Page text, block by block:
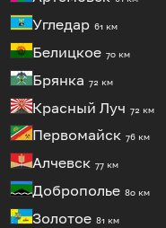
Угледар 61 км
Белицкое 70 км
Брянка 72 км
Красный Луч 72 км
Первомайск 76 км
Алчевск 77 км
Доброполье 80 км
Золотое 81 км